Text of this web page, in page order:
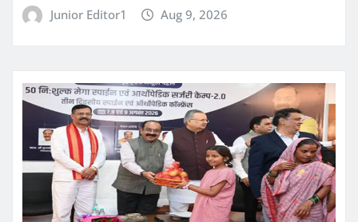
Junior Editor1 Aug 9, 2026